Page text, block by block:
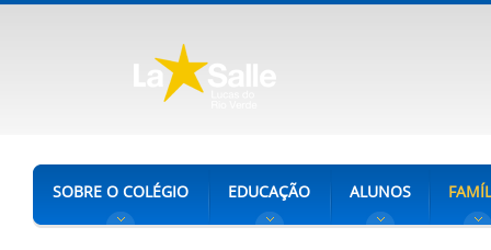
SOBRE O COLÉGIO EDUCAÇÃO ALUNOS